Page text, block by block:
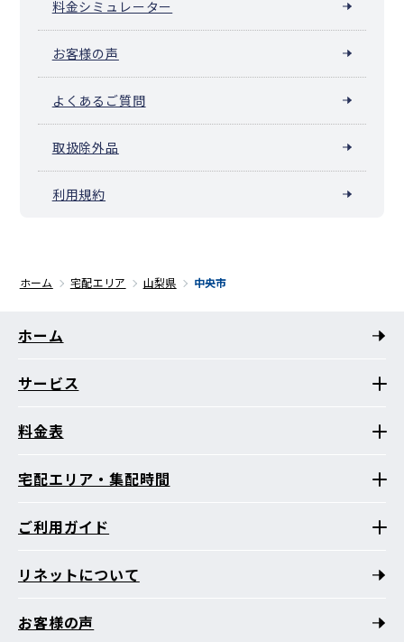
料金シミュレーター
お客様の声
よくあるご質問
取扱除外品
利用規約
ホーム 宅配エリア 山梨県 中央市
ホーム
サービス
料金表
宅配エリア・集配時間
ご利用ガイド
リネットについて
お客様の声